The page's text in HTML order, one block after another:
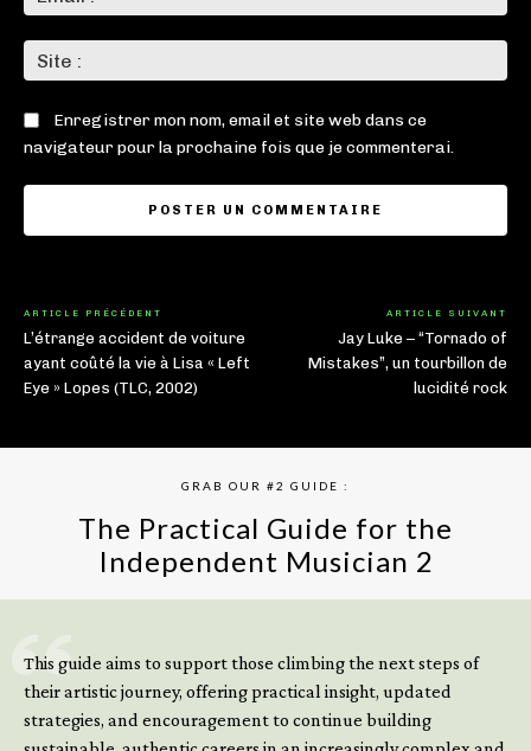
:*
:
Enregistrer mon nom, email et site web dans ce
navigateur pour la prochaine fois que je commenterai.
ARTICLE PRÉCÉDENT
L’étrange accident de voiture
ayant coûté la vie à Lisa « Left
Eye » Lopes (TLC, 2002)
ARTICLE SUIVANT
Jay Luke – “Tornado of
Mistakes”, un tourbillon de
lucidité rock
GRAB OUR #2 GUIDE :
The Practical Guide for the
Independent Musician 2
This guide aims to support those climbing the next steps of
their artistic journey, offering practical insight, updated
strategies, and encouragement to continue building